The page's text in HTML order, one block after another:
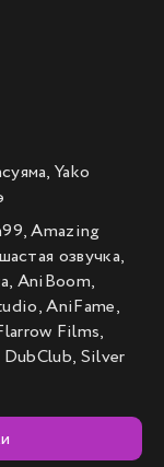
Yako
Amazing
озвучка,
AniBoom,
AniFame,
Films,
Silver